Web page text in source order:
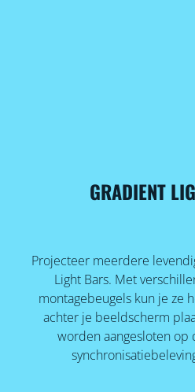
GRADIENT
Projecteer meerdere
Light Bars. Met
montagebeugels kun je ze
achter je beeldscherm
worden aangesloten op